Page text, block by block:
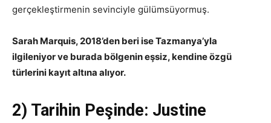
gerçekleştirmenin sevinciyle gülümsüyormuş.
Sarah Marquis, 2018’den beri ise Tazmanya’yla
ilgileniyor ve burada bölgenin eşsiz, kendine özgü
türlerini kayıt altına alıyor.
2) Tarihin Peşinde: Justine